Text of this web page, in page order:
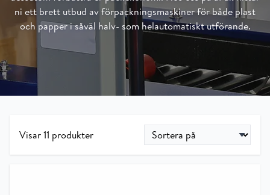
ni ett brett utbud av förpackningsmaskiner för både plast
och papper i såväl halv- som helautomatiskt utförande.
Visar 11 produkter